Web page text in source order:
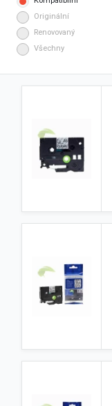
Originální
Renovovaný
Všechny